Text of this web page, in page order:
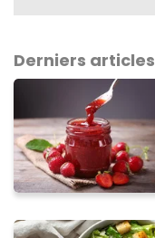
Derniers articles